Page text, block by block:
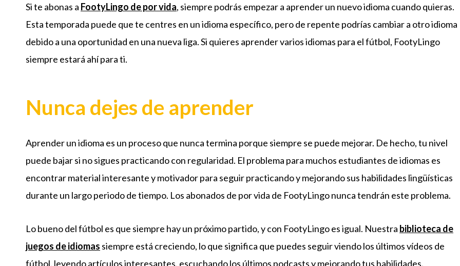
Si te abonas a FootyLingo de por vida, siempre podrás empezar a aprender un nuevo idioma cuando quieras.
Esta temporada puede que te centres en un idioma específico, pero de repente podrías cambiar a otro idioma
debido a una oportunidad en una nueva liga. Si quieres aprender varios idiomas para el fútbol, FootyLingo
siempre estará ahí para ti.
Nunca dejes de aprender
Aprender un idioma es un proceso que nunca termina porque siempre se puede mejorar. De hecho, tu nivel
puede bajar si no sigues practicando con regularidad. El problema para muchos estudiantes de idiomas es
encontrar material interesante y motivador para seguir practicando y mejorando sus habilidades lingüísticas
durante un largo periodo de tiempo. Los abonados de por vida de FootyLingo nunca tendrán este problema.
Lo bueno del fútbol es que siempre hay un próximo partido, y con FootyLingo es igual. Nuestra biblioteca de
juegos de idiomas siempre está creciendo, lo que significa que puedes seguir viendo los últimos vídeos de
fútbol, leyendo artículos interesantes, escuchando los últimos podcasts y mejorando tus habilidades.